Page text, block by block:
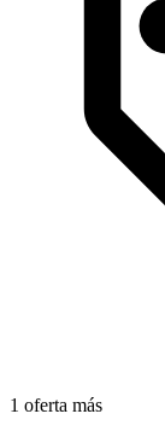
1 oferta más